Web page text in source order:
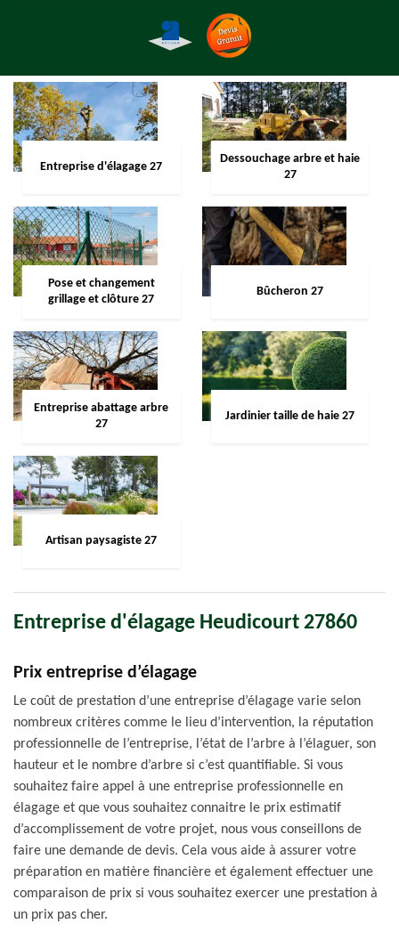
Entreprise d'élagage 27
Dessouchage arbre et haie
27
Pose et changement
grillage et clôture 27
Bûcheron 27
Entreprise abattage arbre
27
Jardinier taille de haie 27
Artisan paysagiste 27
Entreprise d'élagage Heudicourt 27860
Prix entreprise d’élagage
Le coût de prestation d’une entreprise d’élagage varie selon
nombreux critères comme le lieu d’intervention, la réputation
professionnelle de l’entreprise, l’état de l’arbre à l’élaguer, son
hauteur et le nombre d’arbre si c’est quantifiable. Si vous
souhaitez faire appel à une entreprise professionnelle en
élagage et que vous souhaitez connaitre le prix estimatif
d’accomplissement de votre projet, nous vous conseillons de
faire une demande de devis. Cela vous aide à assurer votre
préparation en matière financière et également effectuer une
comparaison de prix si vous souhaitez exercer une prestation à
un prix pas cher.